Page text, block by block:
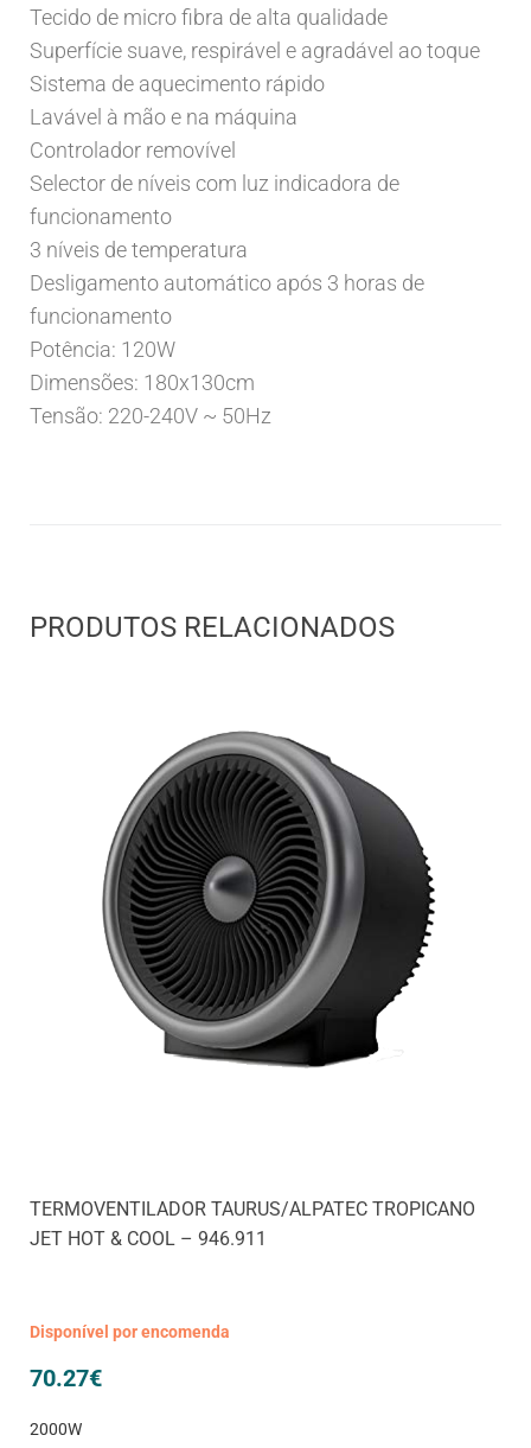
Tecido de micro fibra de alta qualidade
Superfície suave, respirável e agradável ao toque
Sistema de aquecimento rápido
Lavável à mão e na máquina
Controlador removível
Selector de níveis com luz indicadora de
funcionamento
3 níveis de temperatura
Desligamento automático após 3 horas de
funcionamento
Potência: 120W
Dimensões: 180x130cm
Tensão: 220-240V ~ 50Hz
PRODUTOS RELACIONADOS
TERMOVENTILADOR TAURUS/ALPATEC TROPICANO
JET HOT & COOL – 946.911
Disponível por encomenda
70.27€
2000W